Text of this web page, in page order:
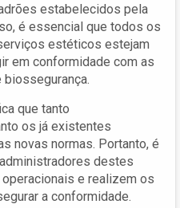
estabelecidos pela
é essencial que todos os
estéticos estejam
em conformidade com as
que tanto
os já existentes
novas normas. Portanto, é
destes
e realizem os
a conformidade.